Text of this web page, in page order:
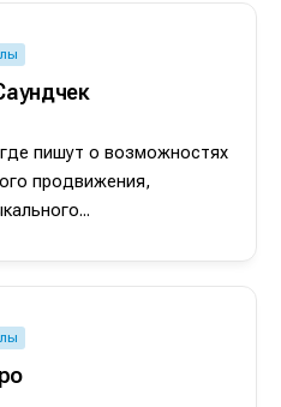
пишут о возможностях
продвижения,